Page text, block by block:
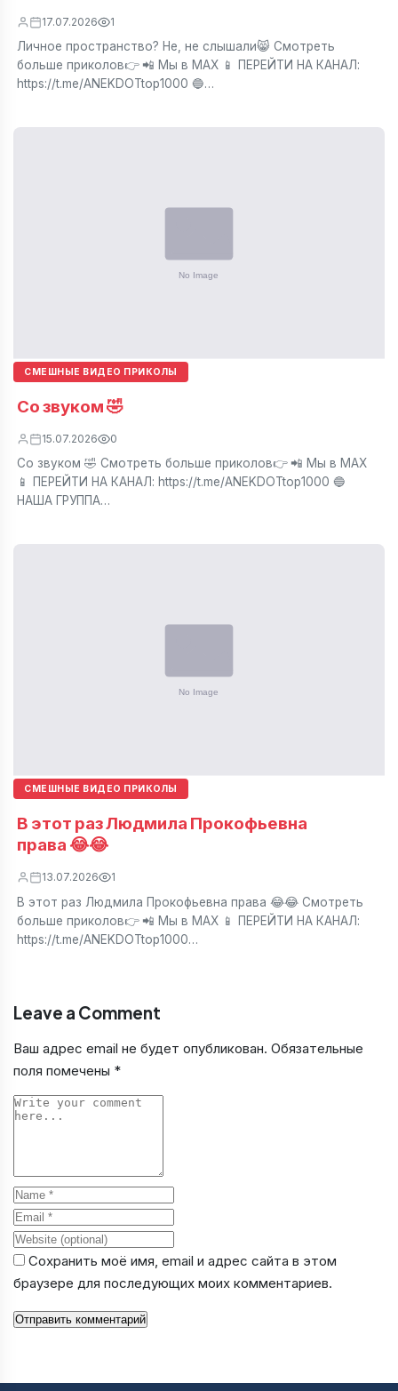
17.07.2026 1
Личное пространство? Не, не слышали😸 Смотреть
больше приколов👉 📲 Мы в МАХ 📱 ПЕРЕЙТИ НА КАНАЛ:
https://t.me/ANEKDOTtop1000 🔵…
СМЕШНЫЕ ВИДЕО ПРИКОЛЫ
Со звуком 🤣
15.07.2026 0
Со звуком 🤣 Смотреть больше приколов👉 📲 Мы в МАХ
📱 ПЕРЕЙТИ НА КАНАЛ: https://t.me/ANEKDOTtop1000 🔵
НАША ГРУППА…
СМЕШНЫЕ ВИДЕО ПРИКОЛЫ
В этот раз Людмила Прокофьевна
права 😂😂
13.07.2026 1
В этот раз Людмила Прокофьевна права 😂😂 Смотреть
больше приколов👉 📲 Мы в МАХ 📱 ПЕРЕЙТИ НА КАНАЛ:
https://t.me/ANEKDOTtop1000…
Leave a Comment
Ваш адрес email не будет опубликован. Обязательные
поля помечены *
Comment
Name
Email
Website
Сохранить моё имя, email и адрес сайта в этом
браузере для последующих моих комментариев.
Отправить комментарий